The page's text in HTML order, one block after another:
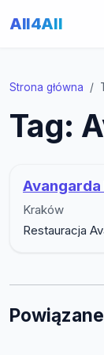
All4All
Strona główna
Tag:
Kraków
Restauracja